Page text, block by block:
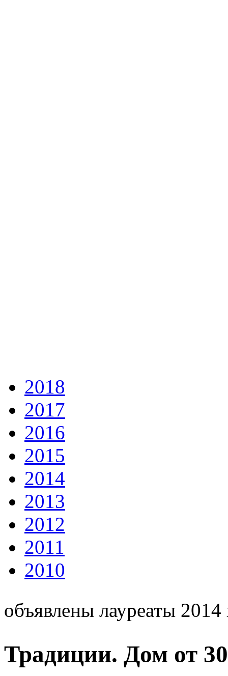
2018
2017
2016
2015
2014
2013
2012
2011
2010
объявлены лауреаты 2014
Традиции. Дом от